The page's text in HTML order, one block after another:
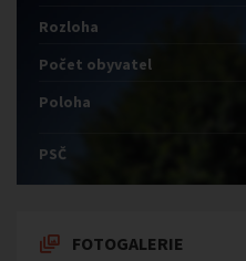
Rozloha
Počet obyvatel
Poloha
PSČ
FOTOGALERIE